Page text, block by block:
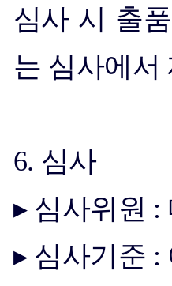
심사 시 출
는 심사에서
6. 심사
▸ 심사위원
▸ 심사기준 :